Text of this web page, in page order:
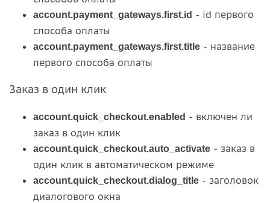
account.payment_gateways.first.id - id первого
способа оплаты
account.payment_gateways.first.title - название
первого способа оплаты
Заказ в один клик
account.quick_checkout.enabled - включен ли
заказ в один клик
account.quick_checkout.auto_activate - заказ в
один клик в автоматическом режиме
account.quick_checkout.dialog_title - заголовок
диалогового окна